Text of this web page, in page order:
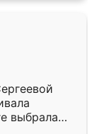
осталась
и ожидала.
выбрала
потом